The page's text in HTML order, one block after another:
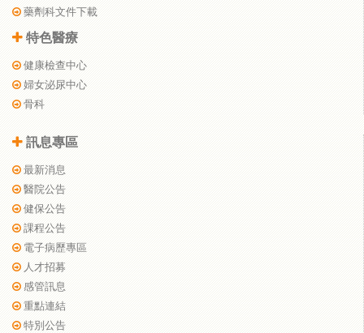
藥劑科文件下載
特色醫療
健康檢查中心
婦女泌尿中心
骨科
訊息專區
最新消息
醫院公告
健保公告
課程公告
電子病歷專區
人才招募
感管訊息
重點連結
特別公告